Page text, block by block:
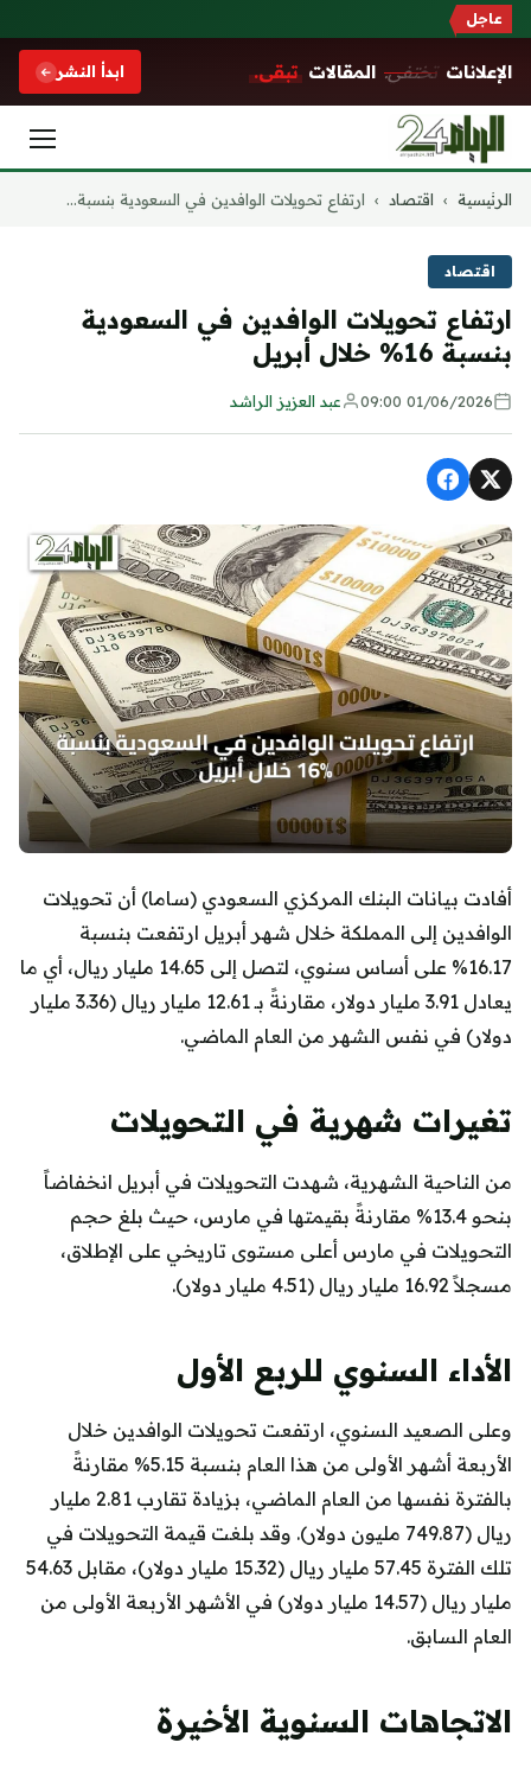
عاجل
الإعلانات تختفي. المقالات تبقى. ابدأ النشر
التجاوز
الرئيسية › اقتصاد › ارتفاع تحويلات الوافدين في السعودية بنسبة...
اقتصاد
ارتفاع تحويلات الوافدين في السعودية
بنسبة 16% خلال أبريل
01/06/2026 09:00 عبد العزيز الراشد
أفادت بيانات البنك المركزي السعودي (ساما) أن تحويلات
الوافدين إلى المملكة خلال شهر أبريل ارتفعت بنسبة
16.17% على أساس سنوي، لتصل إلى 14.65 مليار ريال، أي ما
يعادل 3.91 مليار دولار، مقارنةً بـ 12.61 مليار ريال (3.36 مليار
دولار) في نفس الشهر من العام الماضي.
تغيرات شهرية في التحويلات
من الناحية الشهرية، شهدت التحويلات في أبريل انخفاضاً
بنحو 13.4% مقارنةً بقيمتها في مارس، حيث بلغ حجم
التحويلات في مارس أعلى مستوى تاريخي على الإطلاق،
مسجلاً 16.92 مليار ريال (4.51 مليار دولار).
الأداء السنوي للربع الأول
وعلى الصعيد السنوي، ارتفعت تحويلات الوافدين خلال
الأربعة أشهر الأولى من هذا العام بنسبة 5.15% مقارنةً
بالفترة نفسها من العام الماضي، بزيادة تقارب 2.81 مليار
ريال (749.87 مليون دولار). وقد بلغت قيمة التحويلات في
تلك الفترة 57.45 مليار ريال (15.32 مليار دولار)، مقابل 54.63
مليار ريال (14.57 مليار دولار) في الأشهر الأربعة الأولى من
العام السابق.
الاتجاهات السنوية الأخيرة